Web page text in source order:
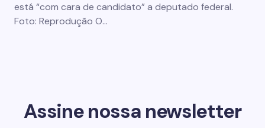
está “com cara de candidato” a deputado federal.
Foto: Reprodução O…
Assine nossa newsletter